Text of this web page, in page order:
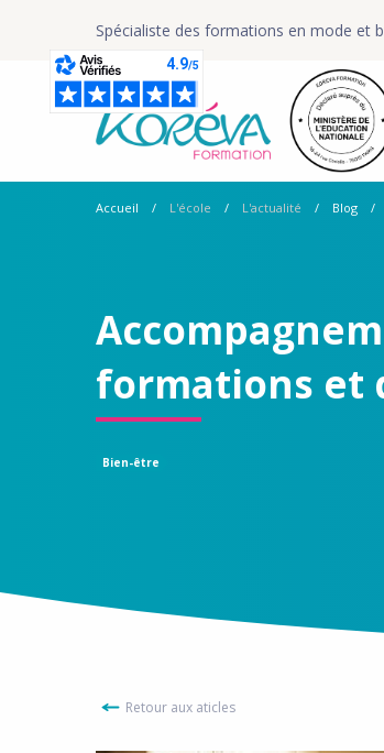
Spécialiste des formations en mode et
Accueil L'école L'actualité Blog
formations et
Bien-être
Retour aux aticles